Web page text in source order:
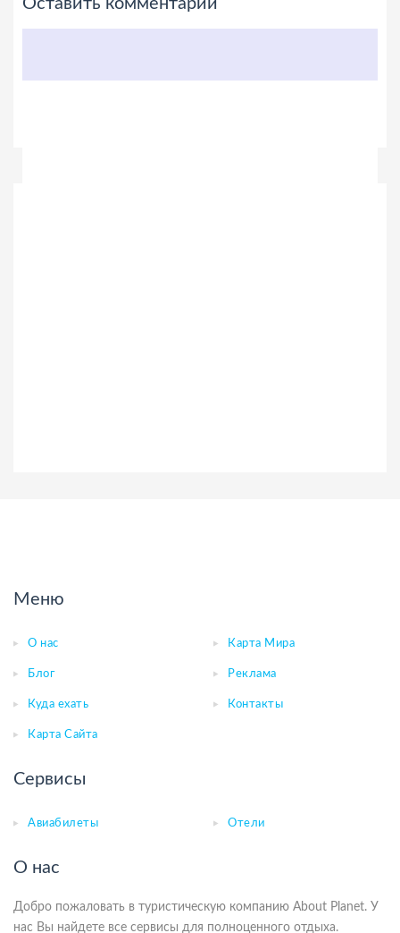
Оставить комментарий
Меню
О нас Карта Мира
Блог Реклама
Куда ехать Контакты
Карта Сайта
Сервисы
Авиабилеты Отели
О нас
Добро пожаловать в туристическую компанию About Planet. У
нас Вы найдете все сервисы для полноценного отдыха.